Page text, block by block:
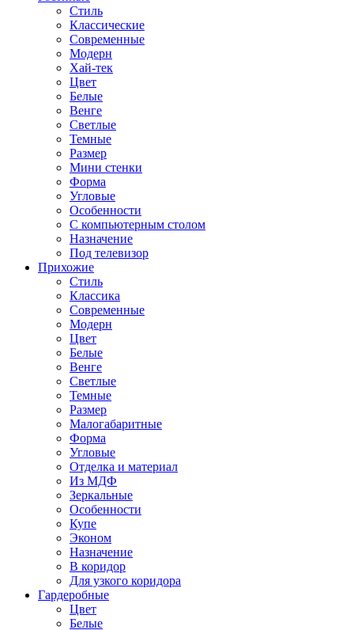
Стиль
Классические
Современные
Модерн
Хай-тек
Цвет
Белые
Венге
Светлые
Темные
Размер
Мини стенки
Форма
Угловые
Особенности
С компьютерным столом
Назначение
Под телевизор
Прихожие
Стиль
Классика
Современные
Модерн
Цвет
Белые
Венге
Светлые
Темные
Размер
Малогабаритные
Форма
Угловые
Отделка и материал
Из МДФ
Зеркальные
Особенности
Купе
Эконом
Назначение
В коридор
Для узкого коридора
Гардеробные
Цвет
Белые